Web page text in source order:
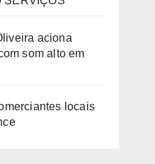
aciona
som alto em
locais